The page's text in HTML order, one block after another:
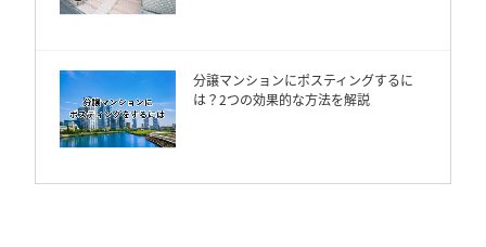
分譲マンションにポスティングするに
は？2つの効果的な方法を解説